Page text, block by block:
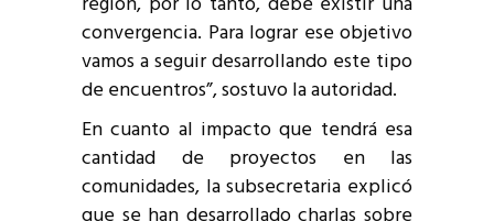
convergencia. Para lograr ese objetivo
vamos a seguir desarrollando este tipo
de encuentros”, sostuvo la autoridad.
En cuanto al impacto que tendrá esa
cantidad de proyectos en las
comunidades, la subsecretaria explicó